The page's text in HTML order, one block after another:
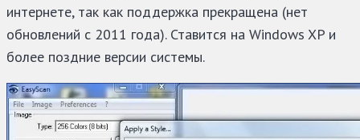
интернете, так как поддержка прекращена (нет
обновлений с 2011 года). Ставится на Windows XP и
более поздние версии системы.